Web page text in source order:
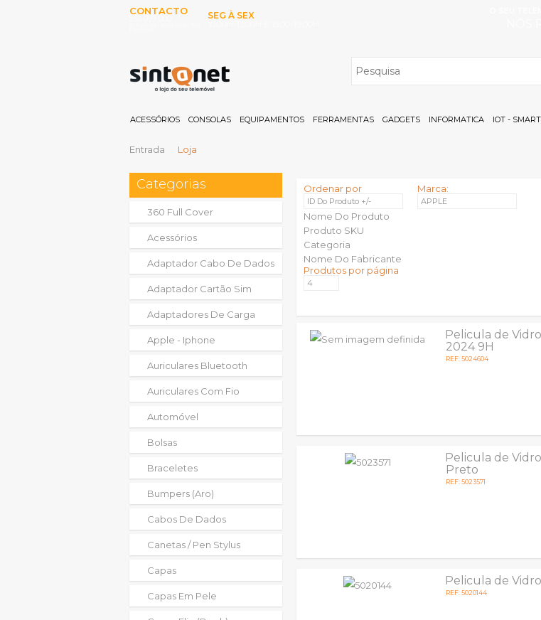
CONTACTO
SEG À SEX
ACESSÓRIOS CONSOLAS EQUIPAMENTOS FERRAMENTAS GADGETS INFORMATICA IOT -
Entrada Loja
Categorias
360 Full Cover
Acessórios
Adaptador Cabo De Dados
Adaptador Cartão Sim
Adaptadores De Carga
Apple - Iphone
Auriculares Bluetooth
Auriculares Com Fio
Automóvel
Bolsas
Braceletes
Bumpers (aro)
Cabos De Dados
Canetas / Pen Stylus
Capas
Capas Em Pele
Ordenar por
ID Do Produto +/-
Nome Do Produto
Produto SKU
Categoria
Nome Do Fabricante
Marca:
APPLE
Produtos por página
Pelicula de
2024 9H
REF: 5024604
Pelicula de
Preto
REF: 5023571
Pelicula de
REF: 5020144